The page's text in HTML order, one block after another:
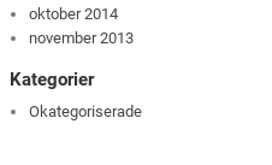
oktober 2014
november 2013
Kategorier
Okategoriserade